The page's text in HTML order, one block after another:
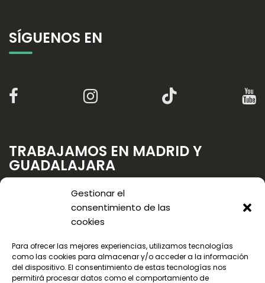
Gestionar el
consentimiento de las
cookies
Para ofrecer las mejores experiencias, utilizamos tecnologías
como las cookies para almacenar y/o acceder a la información
del dispositivo. El consentimiento de estas tecnologías nos
permitirá procesar datos como el comportamiento de
SÍGUENOS EN
TRABAJAMOS EN MADRID Y
GUADALAJARA